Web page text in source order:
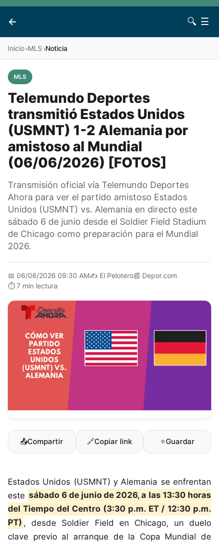
←
Vives 🔍 ☰
Inicio ›MLS ›Noticia
MLS
Telemundo Deportes
transmitió Estados Unidos
(USMNT) 1-2 Alemania por
amistoso al Mundial
(06/06/2026) [FOTOS]
Transmisión oficial vía Telemundo Deportes
Ahora para ver el partido amistoso Estados
Unidos (USMNT) vs. Alemania en directo este
sábado 6 de junio desde el Soldier Field Stadium
de Chicago como preparación para el Mundial
2026.
📅 06/06/2026 09:30 AM✍️ El Pelotero📰 Depor.com
⏱️ 7 min lectura
📤Compartir 🔗Copiar link ⭐Guardar
Estados Unidos (USMNT) y Alemania se enfrentan
este sábado 6 de junio de 2026, a las 13:30 horas
del Tiempo del Centro (3:30 p.m. ET / 12:30 p.m.
PT) , desde Soldier Field en Chicago, un duelo
clave previo al arranque de la Copa Mundial de